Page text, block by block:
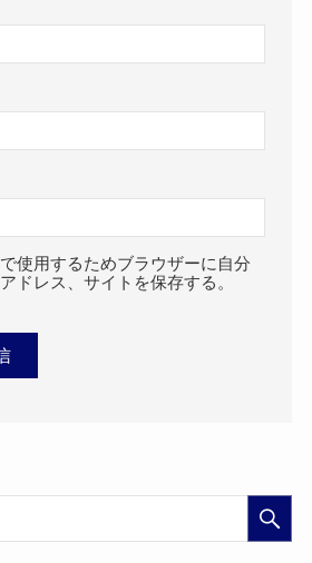
使用するためブラウザーに自分
ドレス、サイトを保存する。